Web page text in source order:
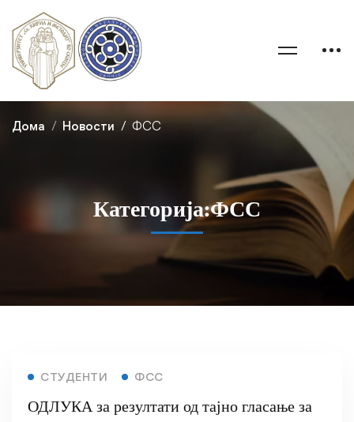
Дома Новости ФСС
Категорија:ФСС
СТУДЕНТИ ФСС
ОДЛУКА за резултати од тајно гласање за